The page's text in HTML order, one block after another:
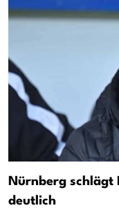
Nürnberg schlägt
deutlich